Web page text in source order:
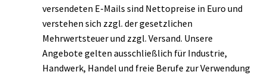
versendeten E-Mails sind Nettopreise in Euro und
verstehen sich zzgl. der gesetzlichen
Mehrwertsteuer und zzgl. Versand. Unsere
Angebote gelten ausschließlich für Industrie,
Handwerk, Handel und freie Berufe zur Verwendung